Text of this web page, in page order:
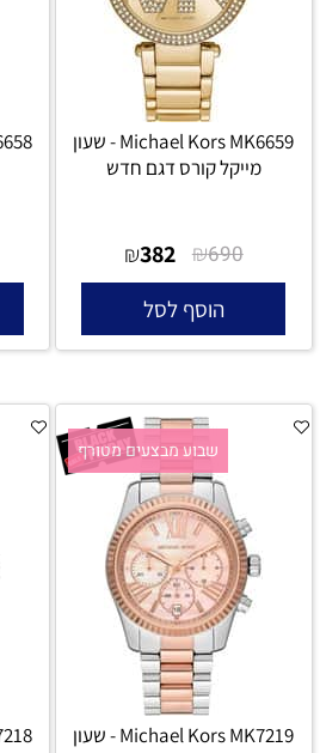
Michael Kors MK6659 - שעון
מייקל קורס דגם חדש
₪690
₪382
הוסף לסל
שבוע מבצעים מטורף
Michael Kors MK7219 - שעון